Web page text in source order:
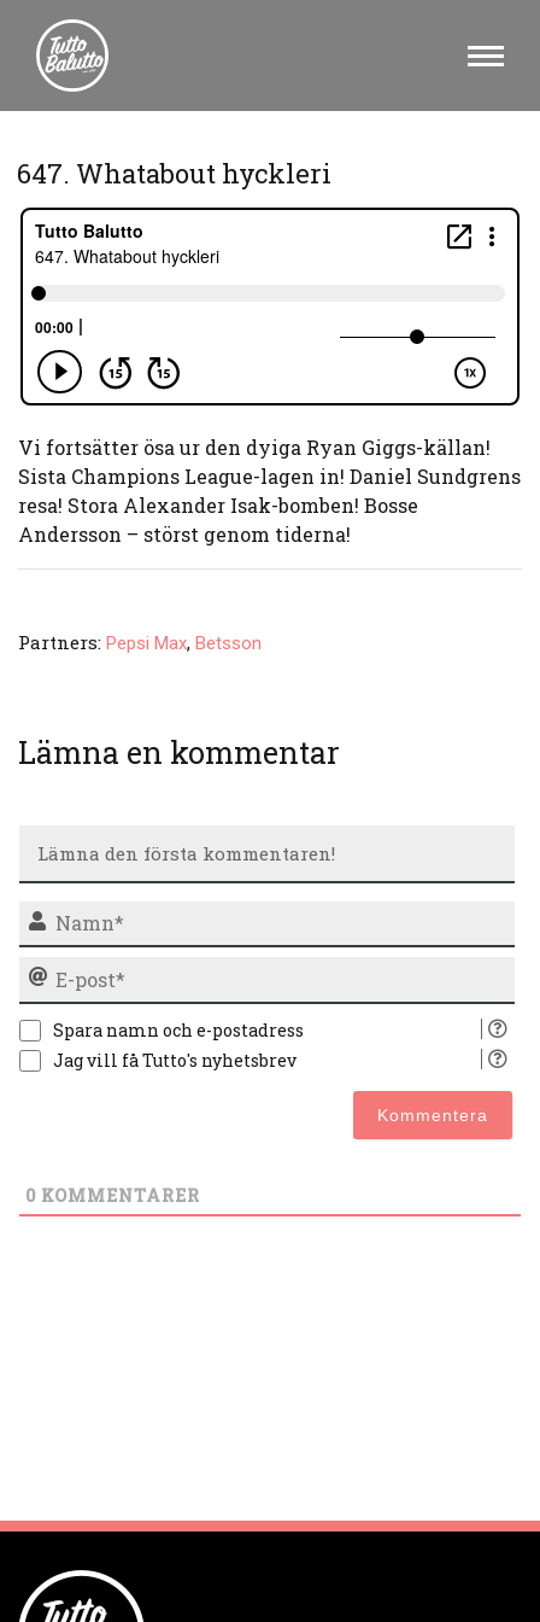
647. Whatabout hyckleri
Vi fortsätter ösa ur den dyiga Ryan Giggs-källan!
Sista Champions League-lagen in! Daniel Sundgrens
resa! Stora Alexander Isak-bomben! Bosse
Andersson – störst genom tiderna!
Partners: Pepsi Max, Betsson
Lämna en kommentar
Spara namn och e-postadress
Jag vill få Tutto's nyhetsbrev
0 KOMMENTARER